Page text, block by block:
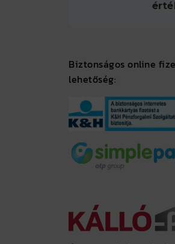
Biztonságos online
lehetőség: